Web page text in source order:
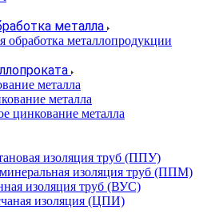
металла
обработка металлопродукции
металла
металла
цинкование металла
изоляция труб (ППУ)
изоляция труб (ППМ)
изоляция труб (ВУС)
изоляция (ЦПИ)